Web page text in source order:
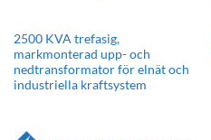
2500 KVA trefasig,
markmonterad upp- och
nedtransformator för elnät och
industriella kraftsystem